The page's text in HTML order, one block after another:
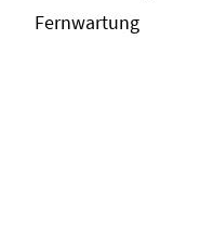
Fernwartung